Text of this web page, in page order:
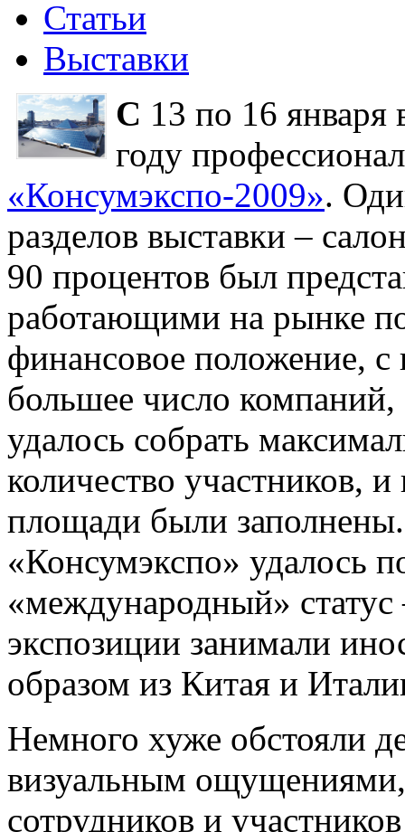
Статьи
Выставки
С 13 по 16
году
«Консумэкспо-2009».
разделов выставки –
90 процентов был
работающими на рынке
финансовое положение, с
большее число компаний,
удалось собрать
количество участников,
площади были
«Консумэкспо» удалось
«международный» статус
экспозиции занимали
образом из Китая и
Немного хуже обстояли
визуальным
сотрудников и